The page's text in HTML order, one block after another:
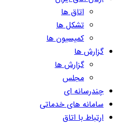
اتاق ها
تشکل ها
کمیسیون ها
گزارش ها
گزارش ها
مجلس
چندرسانه ای
سامانه های خدماتی
ارتباط با اتاق